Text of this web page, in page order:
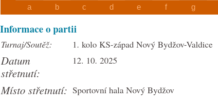
a b c d e f g
Informace o partii
Turnaj/Soutěž: 1. kolo KS-západ Nový Bydžov-Valdice
Datum
střetnutí:
12. 10. 2025
Místo střetnutí: Sportovní hala Nový Bydžov